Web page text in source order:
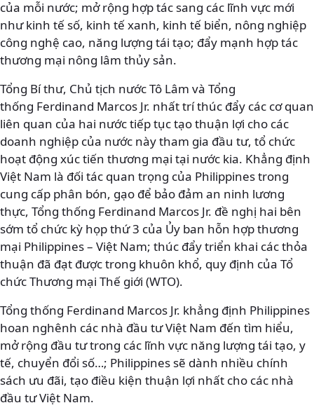
của mỗi nước; mở rộng hợp tác sang các lĩnh vực mới
như kinh tế số, kinh tế xanh, kinh tế biển, nông nghiệp
công nghệ cao, năng lượng tái tạo; đẩy mạnh hợp tác
thương mại nông lâm thủy sản.
Tổng Bí thư, Chủ tịch nước Tô Lâm và Tổng
thống Ferdinand Marcos Jr. nhất trí thúc đẩy các cơ quan
liên quan của hai nước tiếp tục tạo thuận lợi cho các
doanh nghiệp của nước này tham gia đầu tư, tổ chức
hoạt động xúc tiến thương mại tại nước kia. Khẳng định
Việt Nam là đối tác quan trọng của Philippines trong
cung cấp phân bón, gạo để bảo đảm an ninh lương
thực, Tổng thống Ferdinand Marcos Jr. đề nghị hai bên
sớm tổ chức kỳ họp thứ 3 của Ủy ban hỗn hợp thương
mại Philippines – Việt Nam; thúc đẩy triển khai các thỏa
thuận đã đạt được trong khuôn khổ, quy định của Tổ
chức Thương mại Thế giới (WTO).
Tổng thống Ferdinand Marcos Jr. khẳng định Philippines
hoan nghênh các nhà đầu tư Việt Nam đến tìm hiểu,
mở rộng đầu tư trong các lĩnh vực năng lượng tái tạo, y
tế, chuyển đổi số…; Philippines sẽ dành nhiều chính
sách ưu đãi, tạo điều kiện thuận lợi nhất cho các nhà
đầu tư Việt Nam.